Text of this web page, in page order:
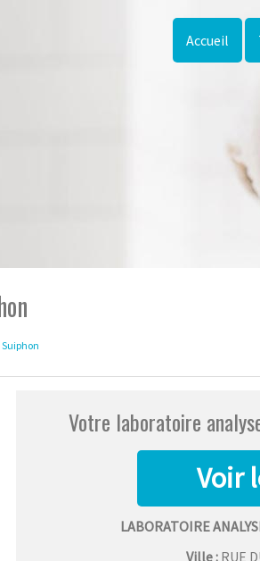
Accueil
Votre laboratoire
LABORATOIRE
Ville : RUE